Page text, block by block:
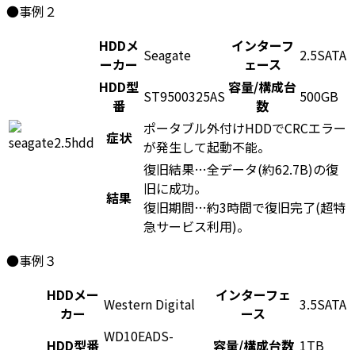
●事例２
HDDメ
ーカー Seagate
インターフ
ェース
2.5SATA
HDD型
番
ST9500325AS容量/構成台
数
500GB
症状
ポータブル外付けHDDでCRCエラー
が発生して起動不能。
結果
復旧結果…全データ(約62.7B)の復
旧に成功。
復旧期間…約3時間で復旧完了(超特
急サービス利用)。
●事例３
HDDメー
カー
Western Digital
インターフェ
ース
3.5SATA
HDD型番 WD10EADS-
容量/構成台数 1TB